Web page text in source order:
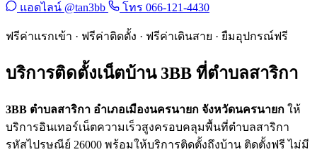
แอดไลน์ @tan3bb โทร 066-121-4430
ฟรีค่าแรกเข้า · ฟรีค่าติดตั้ง · ฟรีค่าเดินสาย · ยืมอุปกรณ์ฟรี
บริการติดตั้งเน็ตบ้าน 3BB ที่ตำบลสาริกา
3BB ตำบลสาริกา อำเภอเมืองนครนายก จังหวัดนครนายก ให้
บริการอินเทอร์เน็ตความเร็วสูงครอบคลุมพื้นที่ตำบลสาริกา
รหัสไปรษณีย์ 26000 พร้อมให้บริการติดตั้งถึงบ้าน ติดตั้งฟรี ไม่มี